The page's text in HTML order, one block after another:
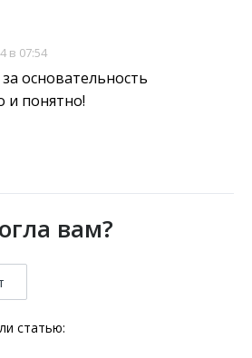
в 07:54
основательность
и понятно!
вам?
статью: